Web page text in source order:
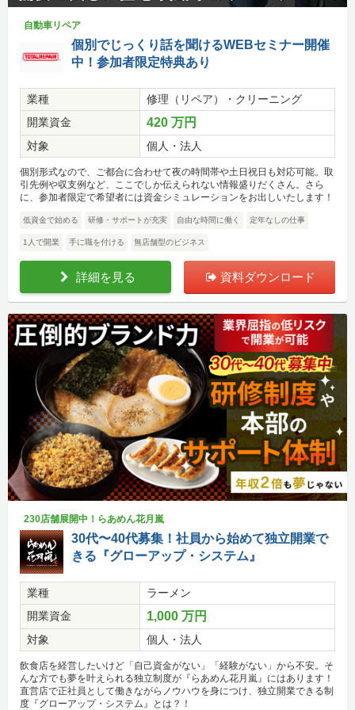
自動車リペア
個別でじっくり話を聞けるWEBセミナー開催
中！参加者限定特典あり
業種
修理（リペア）・クリーニング
開業資金
420 万円
対象 個人・法人
個別形式なので、ご都合に合わせて夜の時間帯や土日祝日も対応可能。取
引先例や収支例など、ここでしか伝えられない情報盛りだくさん。さら
に、参加者限定で希望者には資金シミュレーションをお出しいたします！
低資金で始める 研修・サポートが充実 自由な時間に働く 定年なしの仕事
1人で開業 手に職を付ける 無店舗型のビジネス
詳細を見る 資料ダウンロード
230店舗展開中！らあめん花月嵐
30代〜40代募集！社員から始めて独立開業で
きる『グローアップ・システム』
業種
ラーメン
開業資金
1,000 万円
対象 個人・法人
飲食店を経営したいけど「自己資金がない」「経験がない」から不安。そ
んな方でも夢を叶えられる独立制度が『らあめん花月嵐』にはあります！
直営店で正社員として働きながらノウハウを身につけ、独立開業できる制
度『グローアップ・システム』とは？！